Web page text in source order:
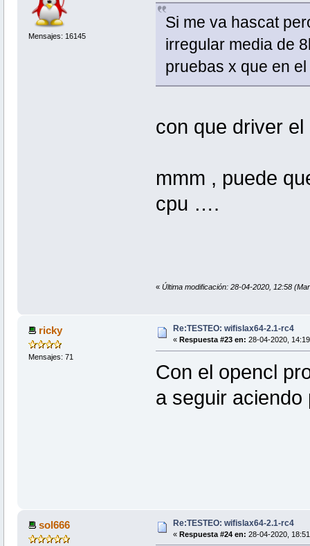
Mensajes: 16145
Si me va hascat
irregular media de
pruebas x que en
con que driver
mmm , puede
cpu ….
« Última modificación: 28-04-2020, 12:58
ricky
Mensajes: 71
Re:TESTEO: wifislax64-2.1-rc4
« Respuesta #23 en: 28-04-2020,
Con el opencl
a seguir
sol666 Re:TESTEO: wifislax64-2.1-rc4
« Respuesta #24 en: 28-04-2020,